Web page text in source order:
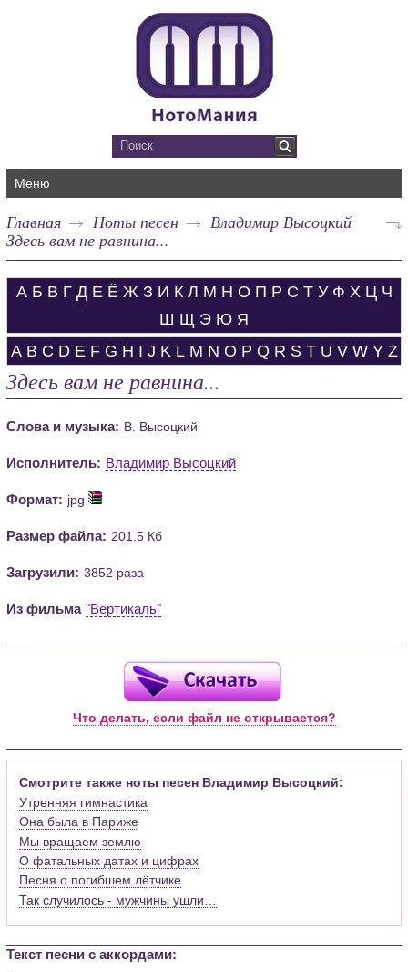
Меню
Главная Ноты песен
Владимир Высоцкий
Здесь вам не равнина...
А Б В Г Д Е Ё Ж З И К Л М Н О П Р С Т У Ф Х Ц Ч
Ш Щ Э Ю Я
A B C D E F G H I J K L M N O P Q R S T U V W Y Z
Здесь вам не равнина...
Слова и музыка: В. Высоцкий
Исполнитель: Владимир Высоцкий
Формат: jpg
Размер файла: 201.5 Кб
Загрузили: 3852 раза
Из фильма "Вертикаль"
Что делать, если файл не открывается?
Смотрите также ноты песен Владимир Высоцкий:
Утренняя гимнастика
Она была в Париже
Мы вращаем землю
О фатальных датах и цифрах
Песня о погибшем лётчике
Так случилось - мужчины ушли…
Текст песни c аккордами: